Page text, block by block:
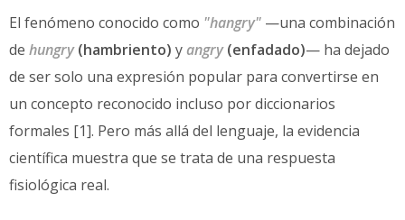
El fenómeno conocido como "hangry" —una combinación
de hungry(hambriento) y angry(enfadado)— ha dejado
de ser solo una expresión popular para convertirse en
un concepto reconocido incluso por diccionarios
formales [1]. Pero más allá del lenguaje, la evidencia
científica muestra que se trata de una respuesta
fisiológica real.